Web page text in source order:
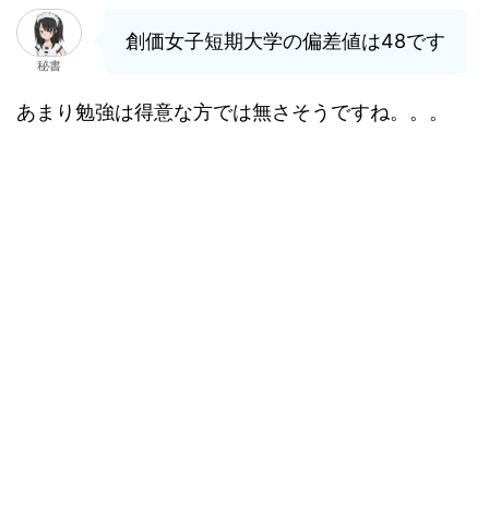
秘書
創価女子短期大学の偏差値は48です
あまり勉強は得意な方では無さそうですね。。。